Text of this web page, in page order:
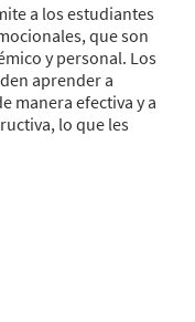
a los estudiantes
que son
y personal. Los
aprender a
manera efectiva y a
lo que les